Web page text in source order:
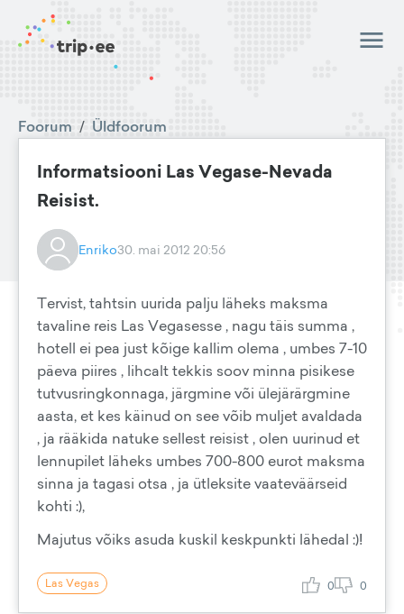
Foorum / Üldfoorum
Informatsiooni Las Vegase-Nevada
Reisist.
Enriko30. mai 2012 20:56
Tervist, tahtsin uurida palju läheks maksma
tavaline reis Las Vegasesse , nagu täis summa ,
hotell ei pea just kõige kallim olema , umbes 7-10
päeva piires , lihcalt tekkis soov minna pisikese
tutvusringkonnaga, järgmine või ülejärärgmine
aasta, et kes käinud on see võib muljet avaldada
, ja rääkida natuke sellest reisist , olen uurinud et
lennupilet läheks umbes 700-800 eurot maksma
sinna ja tagasi otsa , ja ütleksite vaateväärseid
kohti :),
Majutus võiks asuda kuskil keskpunkti lähedal :)!
Las Vegas 0 0